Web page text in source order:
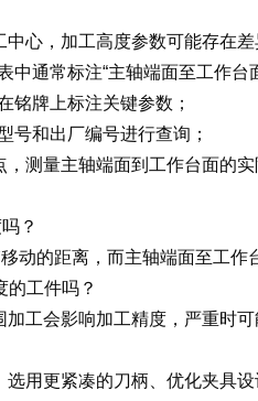
心，加工高度参数可能存在差
通常标注“主轴端面至工作台
铭牌上标注关键参数；
号和出厂编号进行查询；
测量主轴端面到工作台面的实
？
动的距离，而主轴端面至工
的工件吗？
工会影响加工精度，严重时
用更紧凑的刀柄、优化夹具